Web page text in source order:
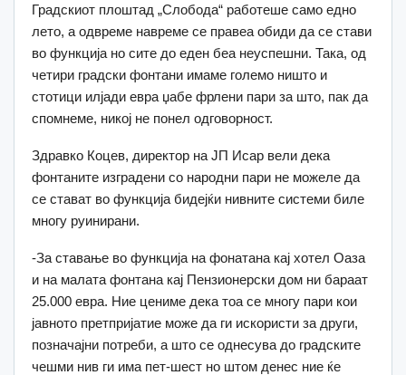
Градскиот плоштад „Слобода“ работеше само едно
лето, а одвреме навреме се правеа обиди да се стави
во функција но сите до еден беа неуспешни. Така, од
четири градски фонтани имаме големо ништо и
стотици илјади евра џабе фрлени пари за што, пак да
спомнеме, никој не понел одговорност.
Здравко Коцев, директор на ЈП Исар вели дека
фонтаните изградени со народни пари не можеле да
се стават во функција бидејќи нивните системи биле
многу руинирани.
-За ставање во функција на фонатана кај хотел Оаза
и на малата фонтана кај Пензионерски дом ни бараат
25.000 евра. Ние цениме дека тоа се многу пари кои
јавното претпријатие може да ги искористи за други,
позначајни потреби, а што се однесува до градските
чешми нив ги има пет-шест но штом денес ние ќе